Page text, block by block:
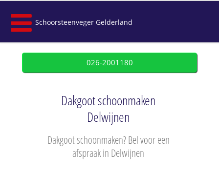
Schoorsteenveger Gelderland
026-2001180
Dakgoot schoonmaken
Delwijnen
Dakgoot schoonmaken? Bel voor een
afspraak in Delwijnen